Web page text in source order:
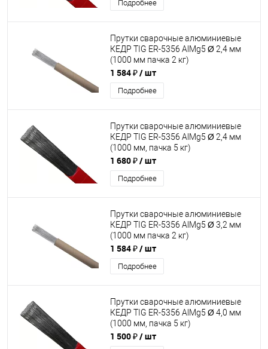
Подробнее
Прутки сварочные алюминиевые
КЕДР TIG ER-5356 AlMg5 Ø 2,4 мм
(1000 мм пачка 2 кг)
1 584 ₽/ шт
Подробнее
Прутки сварочные алюминиевые
КЕДР TIG ER-5356 AlMg5 Ø 2,4 мм
(1000 мм, пачка 5 кг)
1 680 ₽/ шт
Подробнее
Прутки сварочные алюминиевые
КЕДР TIG ER-5356 AlMg5 Ø 3,2 мм
(1000 мм пачка 2 кг)
1 584 ₽/ шт
Подробнее
Прутки сварочные алюминиевые
КЕДР TIG ER-5356 AlMg5 Ø 4,0 мм
(1000 мм, пачка 5 кг)
1 500 ₽/ шт